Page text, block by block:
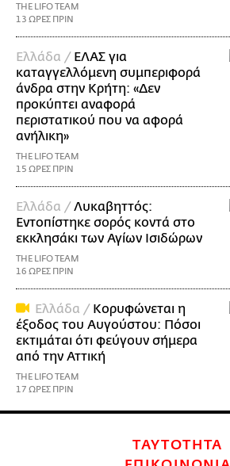
THE LIFO TEAM
13 ΩΡΕΣ ΠΡΙΝ
Ελλάδα / ΕΛΑΣ για
καταγγελλόμενη συμπεριφορά
άνδρα στην Κρήτη: «Δεν
προκύπτει αναφορά
περιστατικού που να αφορά
ανήλικη»
THE LIFO TEAM
15 ΩΡΕΣ ΠΡΙΝ
Ελλάδα /Λυκαβηττός:
Εντοπίστηκε σορός κοντά στο
εκκλησάκι των Αγίων Ισιδώρων
THE LIFO TEAM
16 ΩΡΕΣ ΠΡΙΝ
Ελλάδα / Κορυφώνεται η
έξοδος του Αυγούστου: Πόσοι
εκτιμάται ότι φεύγουν σήμερα
από την Αττική
THE LIFO TEAM
17 ΩΡΕΣ ΠΡΙΝ
ΤΑΥΤΟΤΗΤΑ